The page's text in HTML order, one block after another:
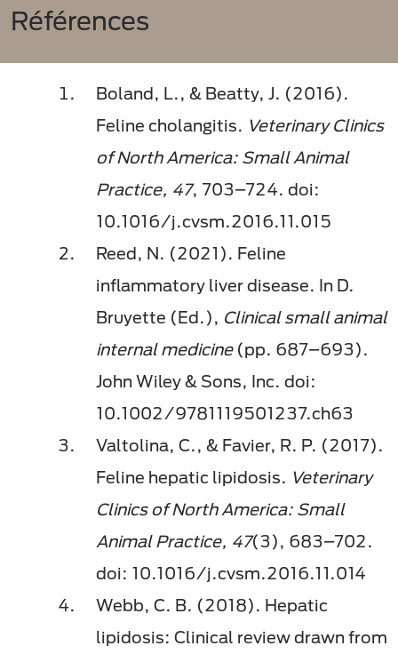
Références
Boland, L., & Beatty, J. (2016).
Feline cholangitis. Veterinary Clinics
of North America: Small Animal
Practice, 47, 703–724. doi:
10.1016/j.cvsm.2016.11.015
Reed, N. (2021). Feline
inflammatory liver disease. In D.
Bruyette (Ed.), Clinical small animal
internal medicine(pp. 687–693).
John Wiley & Sons, Inc. doi:
10.1002/9781119501237.ch63
Valtolina, C., & Favier, R. P. (2017).
Feline hepatic lipidosis. Veterinary
Clinics of North America: Small
Animal Practice, 47(3), 683–702.
doi: 10.1016/j.cvsm.2016.11.014
Webb, C. B. (2018). Hepatic
lipidosis: Clinical review drawn from